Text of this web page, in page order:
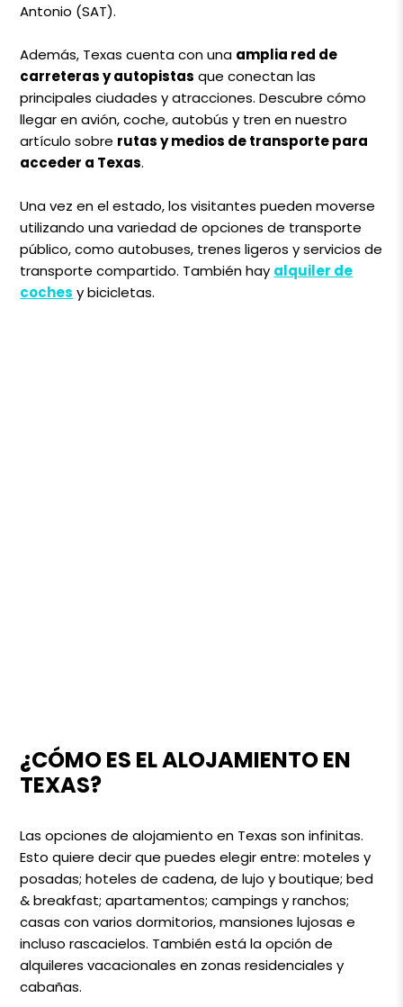
Antonio (SAT).
Además, Texas cuenta con una amplia red de
carreteras y autopistas que conectan las
principales ciudades y atracciones. Descubre cómo
llegar en avión, coche, autobús y tren en nuestro
artículo sobre rutas y medios de transporte para
acceder a Texas.
Una vez en el estado, los visitantes pueden moverse
utilizando una variedad de opciones de transporte
público, como autobuses, trenes ligeros y servicios de
transporte compartido. También hay alquiler de
coches y bicicletas.
¿CÓMO ES EL ALOJAMIENTO EN
TEXAS?
Las opciones de alojamiento en Texas son infinitas.
Esto quiere decir que puedes elegir entre: moteles y
posadas; hoteles de cadena, de lujo y boutique; bed
& breakfast; apartamentos; campings y ranchos;
casas con varios dormitorios, mansiones lujosas e
incluso rascacielos. También está la opción de
alquileres vacacionales en zonas residenciales y
cabañas.